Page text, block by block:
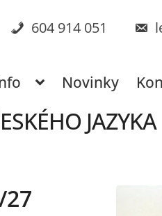
604 914 051
Novinky